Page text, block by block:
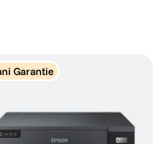
Garantie